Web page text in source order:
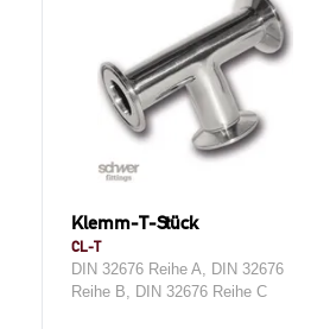
Klemm-T-Stück
CL-T
DIN 32676 Reihe A, DIN 32676
Reihe B, DIN 32676 Reihe C